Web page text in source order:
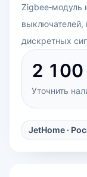
Zigbee‑модуль
выключателей,
дискретных
2
Уточнить
JetHome ·